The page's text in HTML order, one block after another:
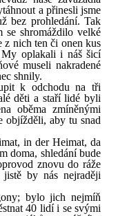
a přinesli jsme
bez prohledání. Tak
shromáždilo velké
z nich ten či onen kus
My oplakali i náš šicí
museli nakradené
shnily.
k odchodu na tři
děti a staří lidé byli
oběma zmíněnými
objížděli, aby tu snad
in der Heimat, da
doma, shledání bude
znovu do ráže
by nás nejraději
bylo jich nejmíň
40 lidí i se svými